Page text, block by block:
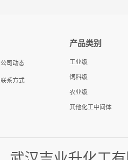
公司动态
联系方式
产品类别
工业级
饲料级
农业级
其他化工中间体